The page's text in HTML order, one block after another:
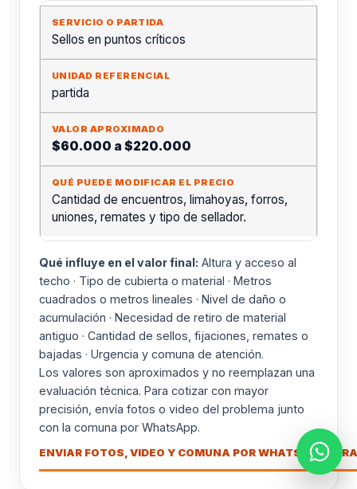
Sellos en puntos críticos
partida
$60.000 a $220.000
Cantidad de encuentros, limahoyas, forros,
uniones, remates y tipo de sellador.
Qué influye en el valor final: Altura y acceso al
techo · Tipo de cubierta o material · Metros
cuadrados o metros lineales · Nivel de daño o
acumulación · Necesidad de retiro de material
antiguo · Cantidad de sellos, fijaciones, remates o
bajadas · Urgencia y comuna de atención.
Los valores son aproximados y no reemplazan una
evaluación técnica. Para cotizar con mayor
precisión, envía fotos o video del problema junto
con la comuna por WhatsApp.
ENVIAR FOTOS, VIDEO Y COMUNA POR WHATSAPP